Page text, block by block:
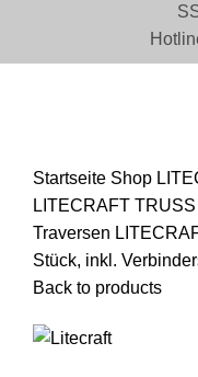
Startseite Shop
LITECRAFT
Traversen
Stück, inkl.
Back to products